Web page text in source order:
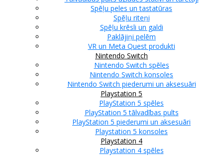
Spēļu peles un tastatūras
Spēļu riteņi
Spēļu krēsli un galdi
Paklājiņi pelēm
VR un Meta Quest produkti
Nintendo Switch
Nintendo Switch spēles
Nintendo Switch konsoles
Nintendo Switch piederumi un aksesuāri
Playstation 5
PlayStation 5 spēles
PlayStation 5 tālvadības pults
PlayStation 5 piederumi un aksesuāri
Playstation 5 konsoles
Playstation 4
Playstation 4 spēles